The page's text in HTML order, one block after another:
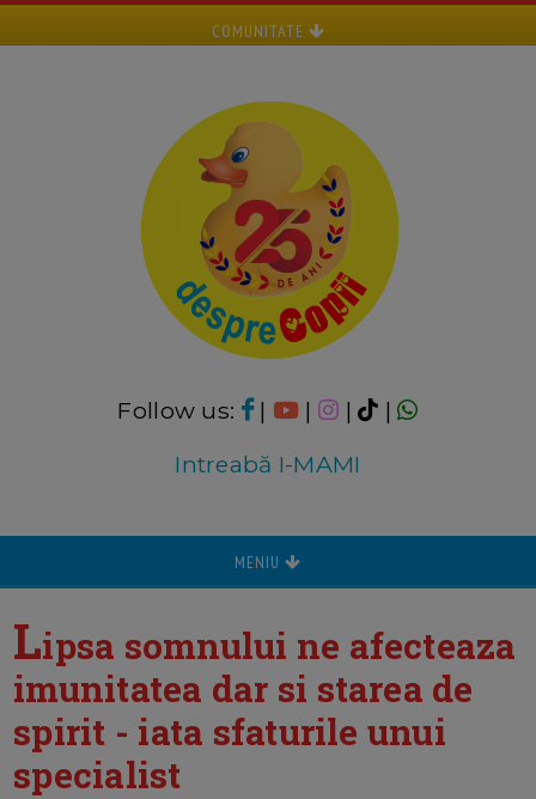
COMUNITATE
Follow us: | | |
|
Intreabă I-MAMI
MENIU
Lipsa somnului ne afecteaza
imunitatea dar si starea de
spirit - iata sfaturile unui
specialist